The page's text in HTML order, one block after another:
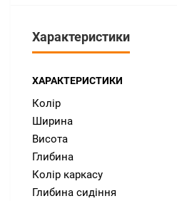
Характеристики
ХАРАКТЕРИСТИКИ
Колір
Ширина
Висота
Глибина
Колір каркасу
Глибина сидіння